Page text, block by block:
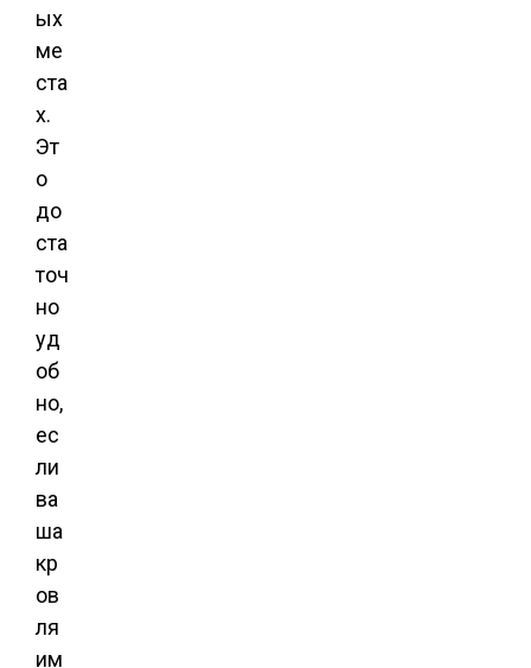
ых
ме
ста
х.
Эт
о
до
ста
точ
но
уд
об
но,
ес
ли
ва
ша
кр
ов
ля
им